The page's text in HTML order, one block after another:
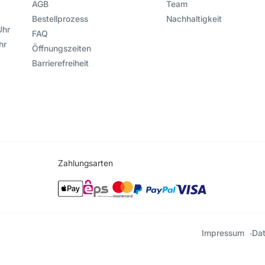
AGB
Bestellprozess
FAQ
Öffnungszeiten
Barrierefreiheit
Team
Nachhaltigkeit
Zahlungsarten
Impressum